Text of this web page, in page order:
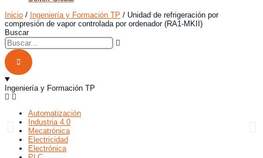
Inicio / Ingeniería y Formación TP / Unidad de refrigeración por
compresión de vapor controlada por ordenador (RA1-MKII)
Buscar
Ingeniería y Formación TP
Automatización
Industria 4.0
Mecatrónica
Electricidad
Electrónica